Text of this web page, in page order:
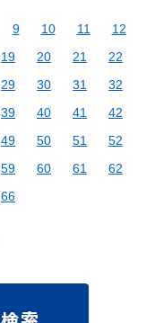
9 10 11
12
19 20 21
22
29 30 31
32
39 40 41
42
49 50 51
52
59 60 61
62
66